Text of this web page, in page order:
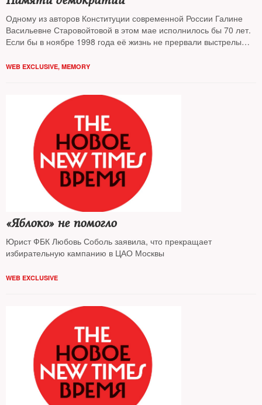
Одному из авторов Конституции современной России Галине
Васильевне Старовойтовой в этом мае исполнилось бы 70 лет.
Если бы в ноябре 1998 года её жизнь не прервали выстрелы
демократии была посвящена состоявшаяся в Москве научная
WEB EXCLUSIVE, MEMORY
«Яблоко» не помогло
Юрист ФБК Любовь Соболь заявила, что прекращает
избирательную кампанию в ЦАО Москвы
WEB EXCLUSIVE